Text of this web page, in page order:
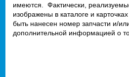
имеются. Фактически,
изображены в каталоге и
быть нанесен номер запчасти и/
дополнительной информацией о